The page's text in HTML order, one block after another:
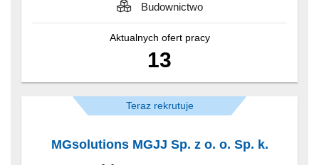
Budownictwo
Aktualnych ofert pracy
13
Teraz rekrutuje
MGsolutions MGJJ Sp. z o. o. Sp. k.